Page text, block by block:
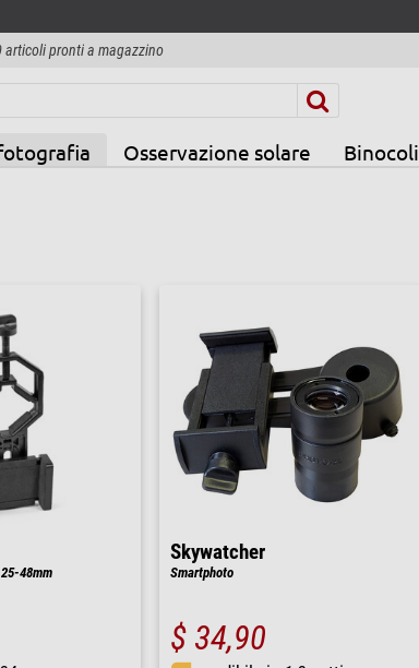
articoli pronti a magazzino
Osservazione solare Binocoli
48mm
Skywatcher
Smartphoto
$ 34,90